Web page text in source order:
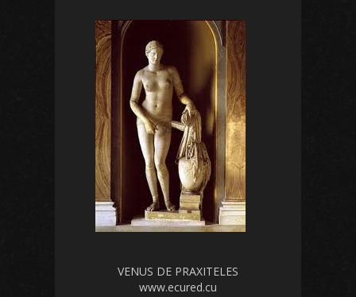
VENUS DE PRAXITELES
www.ecured.cu